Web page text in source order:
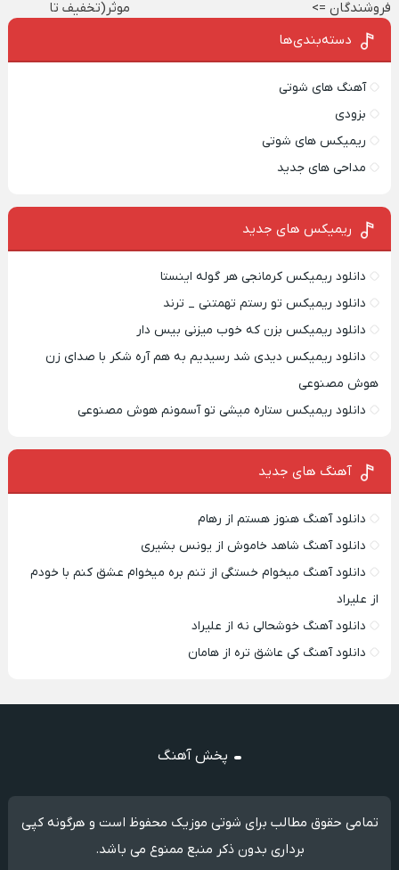
فروشندگان =>
فروشگاهت رو ثبت
موثر(تخفیف تا
دسته‌بندی‌ها
آهنگ های شوتی
بزودی
ریمیکس های شوتی
مداحی های جدید
ریمیکس‌ های جدید
دانلود ریمیکس کرمانجی هر گوله اینستا
دانلود ریمیکس تو رستم تهمتنی _ ترند
دانلود ریمیکس بزن که خوب میزنی بیس دار
دانلود ریمیکس دیدی شد رسیدیم به هم آره شکر با صدای زن
هوش مصنوعی
دانلود ریمیکس ستاره میشی تو آسمونم هوش مصنوعی
آهنگ های جدید
دانلود آهنگ هنوز هستم از رهام
دانلود آهنگ شاهد خاموش از یونس بشیری
دانلود آهنگ میخوام خستگی از تنم بره میخوام عشق کنم با خودم
از علیراد
دانلود آهنگ خوشحالی نه از علیراد
دانلود آهنگ کی عاشق تره از هامان
پخش آهنگ
تمامی حقوق مطالب برای شوتی موزیک محفوظ است و هرگونه کپی
برداری بدون ذکر منبع ممنوع می باشد.